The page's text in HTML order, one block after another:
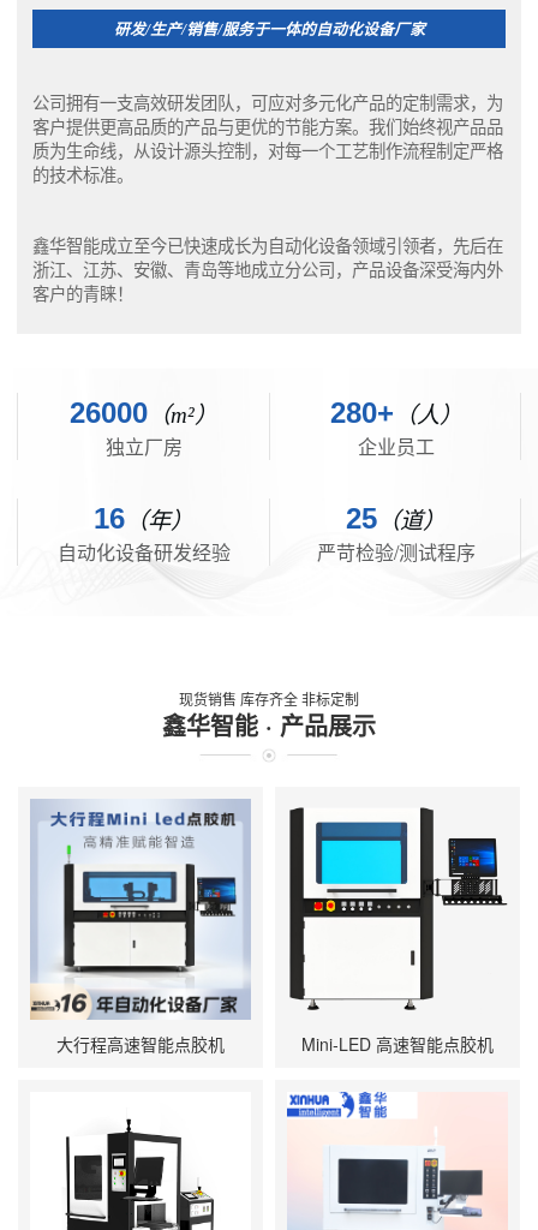
研发/生产/销售/服务于一体的自动化设备厂家
公司拥有一支高效研发团队，可应对多元化产品的定制需求，为
客户提供更高品质的产品与更优的节能方案。我们始终视产品品
质为生命线，从设计源头控制，对每一个工艺制作流程制定严格
的技术标准。
鑫华智能成立至今已快速成长为自动化设备领域引领者，先后在
浙江、江苏、安徽、青岛等地成立分公司，产品设备深受海内外
客户的青睐！
26000 （m²）
独立厂房
280+ （人）
企业员工
16 （年）
自动化设备研发经验
25 （道）
严苛检验/测试程序
现货销售 库存齐全 非标定制
鑫华智能 · 产品展示
大行程高速智能点胶机 Mini‑LED 高速智能点胶机